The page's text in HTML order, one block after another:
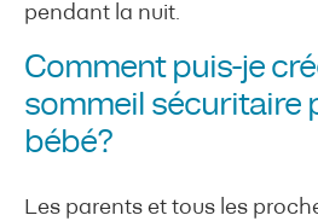
pendant la nuit.
Comment puis-je
sommeil sécuritaire
bébé?
Les parents et tous les